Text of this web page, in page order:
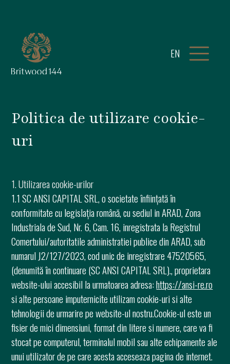
EN
Politica de utilizare cookie-
uri
1. Utilizarea cookie-urilor
1.1 SC ANSI CAPITAL SRL, o societate înființată în
conformitate cu legislația română, cu sediul in ARAD, Zona
Industriala de Sud, Nr. 6, Cam. 16, inregistrata la Registrul
Comertului/autoritatile administratiei publice din ARAD, sub
numarul J2/127/2023, cod unic de inregistrare 47520565,
(denumită în continuare (SC ANSI CAPITAL SRL)., proprietara
website-ului accesibil la urmatoarea adresa:https://ansi-re.ro
si alte persoane imputernicite utilizam cookie-uri si alte
tehnologii de urmarire pe website-ul nostru.Cookie-ul este un
fisier de mici dimensiuni, format din litere si numere, care va fi
stocat pe computerul, terminalul mobil sau alte echipamente ale
unui utilizator de pe care acesta acceseaza pagina de internet.